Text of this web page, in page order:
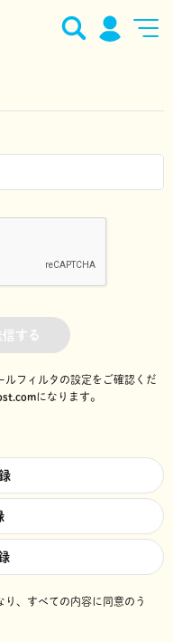
する
フィルタの設定をご確認くだ
になります。
、 すべての内容に同意のう